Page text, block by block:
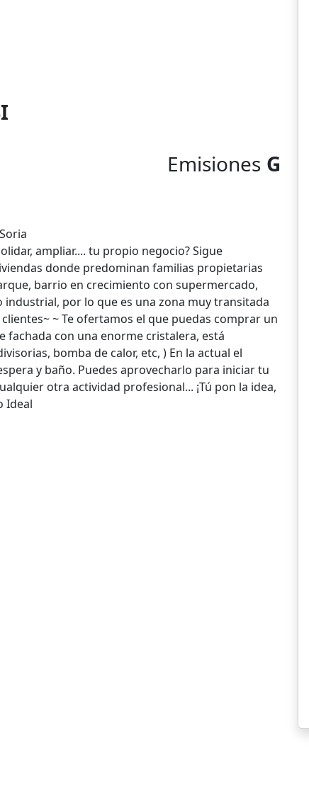
Emisiones G
ampliar.... tu propio negocio? Sigue
donde predominan familias propietarias
barrio en crecimiento con supermercado,
por lo que es una zona muy transitada
~ Te ofertamos el que puedas comprar un
fachada con una enorme cristalera, está
bomba de calor, etc, ) En la actual el
y baño. Puedes aprovecharlo para iniciar tu
otra actividad profesional... ¡Tú pon la idea,
Ideal